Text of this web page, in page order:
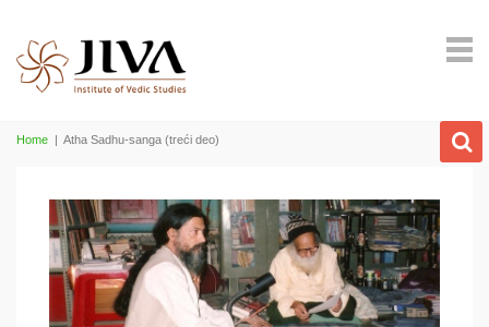
Home | Atha Sadhu-sanga (treći deo)